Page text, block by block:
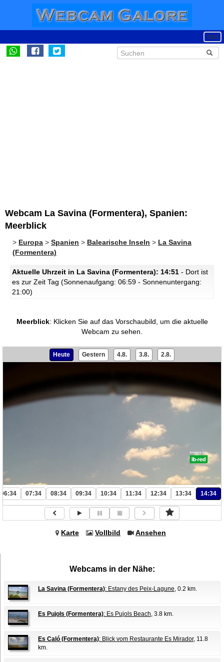
Webcam La Savina (Formentera), Spanien:
Meerblick
> Europa > Spanien > Balearische Inseln > La Savina
(Formentera)
Aktuelle Uhrzeit in La Savina (Formentera): 14:51 - Dort ist
es zur Zeit Tag (Sonnenaufgang: 06:59 - Sonnenuntergang:
21:00)
Meerblick: Klicken Sie auf das Vorschaubild, um die aktuelle
Webcam zu sehen.
Heute Gestern 4.8. 3.8. 2.8.
06:34 07:34 08:34 09:34 10:34 11:34 12:34 13:34 14:34
Karte Vollbild Ansehen
Webcams in der Nähe:
La Savina (Formentera): Estany des Peix-Lagune, 0.2 km.
Es Pujols (Formentera): Es Pujols Beach, 3.8 km.
Es Caló (Formentera): Blick vom Restaurante Es Mirador, 11.8
km.